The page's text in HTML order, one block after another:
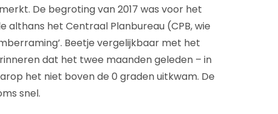
De begroting van 2017 was voor het
althans het Centraal Planbureau (CPB, wie
Beetje vergelijkbaar met het
dat het twee maanden geleden – in
het niet boven de 0 graden uitkwam. De
snel.